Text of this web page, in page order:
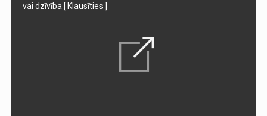
vai dzīvība [ Klausīties ]